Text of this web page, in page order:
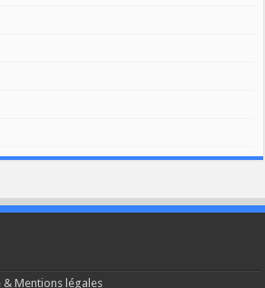
Mentions légales